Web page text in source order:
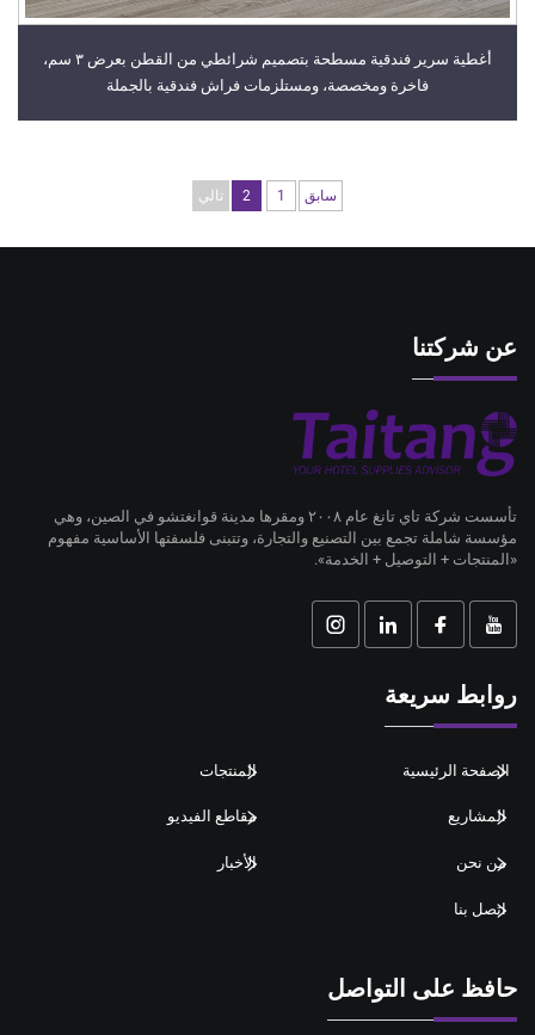
أغطية سرير فندقية مسطحة بتصميم شرائطي من القطن بعرض ٣ سم،
فاخرة ومخصصة، ومستلزمات فراش فندقية بالجملة
سابق 1
2 تالي
عن شركتنا
تأسست شركة تاي تانغ عام ٢٠٠٨ ومقرها مدينة قوانغتشو في الصين، وهي
مؤسسة شاملة تجمع بين التصنيع والتجارة، وتتبنى فلسفتها الأساسية مفهوم
«المنتجات + التوصيل + الخدمة».
روابط سريعة
الصفحة الرئيسية المنتجات
المشاريع مقاطع الفيديو
من نحن الأخبار
اتصل بنا
حافظ على التواصل